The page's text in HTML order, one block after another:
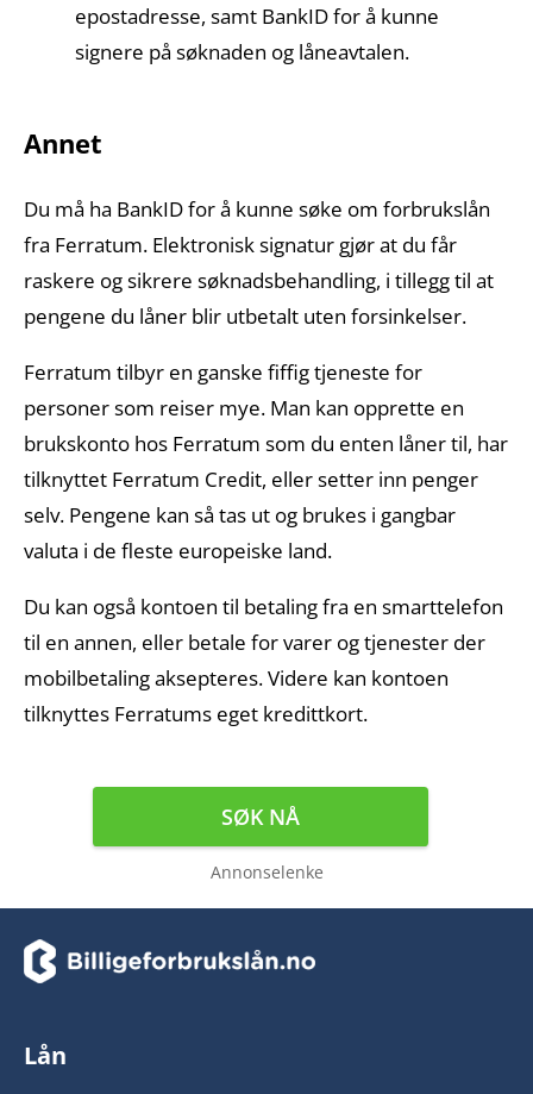
epostadresse, samt BankID for å kunne
signere på søknaden og låneavtalen.
Annet
Du må ha BankID for å kunne søke om forbrukslån
fra Ferratum. Elektronisk signatur gjør at du får
raskere og sikrere søknadsbehandling, i tillegg til at
pengene du låner blir utbetalt uten forsinkelser.
Ferratum tilbyr en ganske fiffig tjeneste for
personer som reiser mye. Man kan opprette en
brukskonto hos Ferratum som du enten låner til, har
tilknyttet Ferratum Credit, eller setter inn penger
selv. Pengene kan så tas ut og brukes i gangbar
valuta i de fleste europeiske land.
Du kan også kontoen til betaling fra en smarttelefon
til en annen, eller betale for varer og tjenester der
mobilbetaling aksepteres. Videre kan kontoen
tilknyttes Ferratums eget kredittkort.
SØK NÅ
Annonselenke
Lån